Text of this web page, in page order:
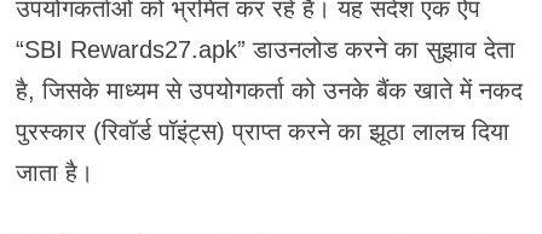
उपयोगकर्ताओं को भ्रमित कर रहे हैं। यह संदेश एक ऐप
“SBI Rewards27.apk” डाउनलोड करने का सुझाव देता
है, जिसके माध्यम से उपयोगकर्ता को उनके बैंक खाते में नकद
पुरस्कार (रिवॉर्ड पॉइंट्स) प्राप्त करने का झूठा लालच दिया
जाता है।